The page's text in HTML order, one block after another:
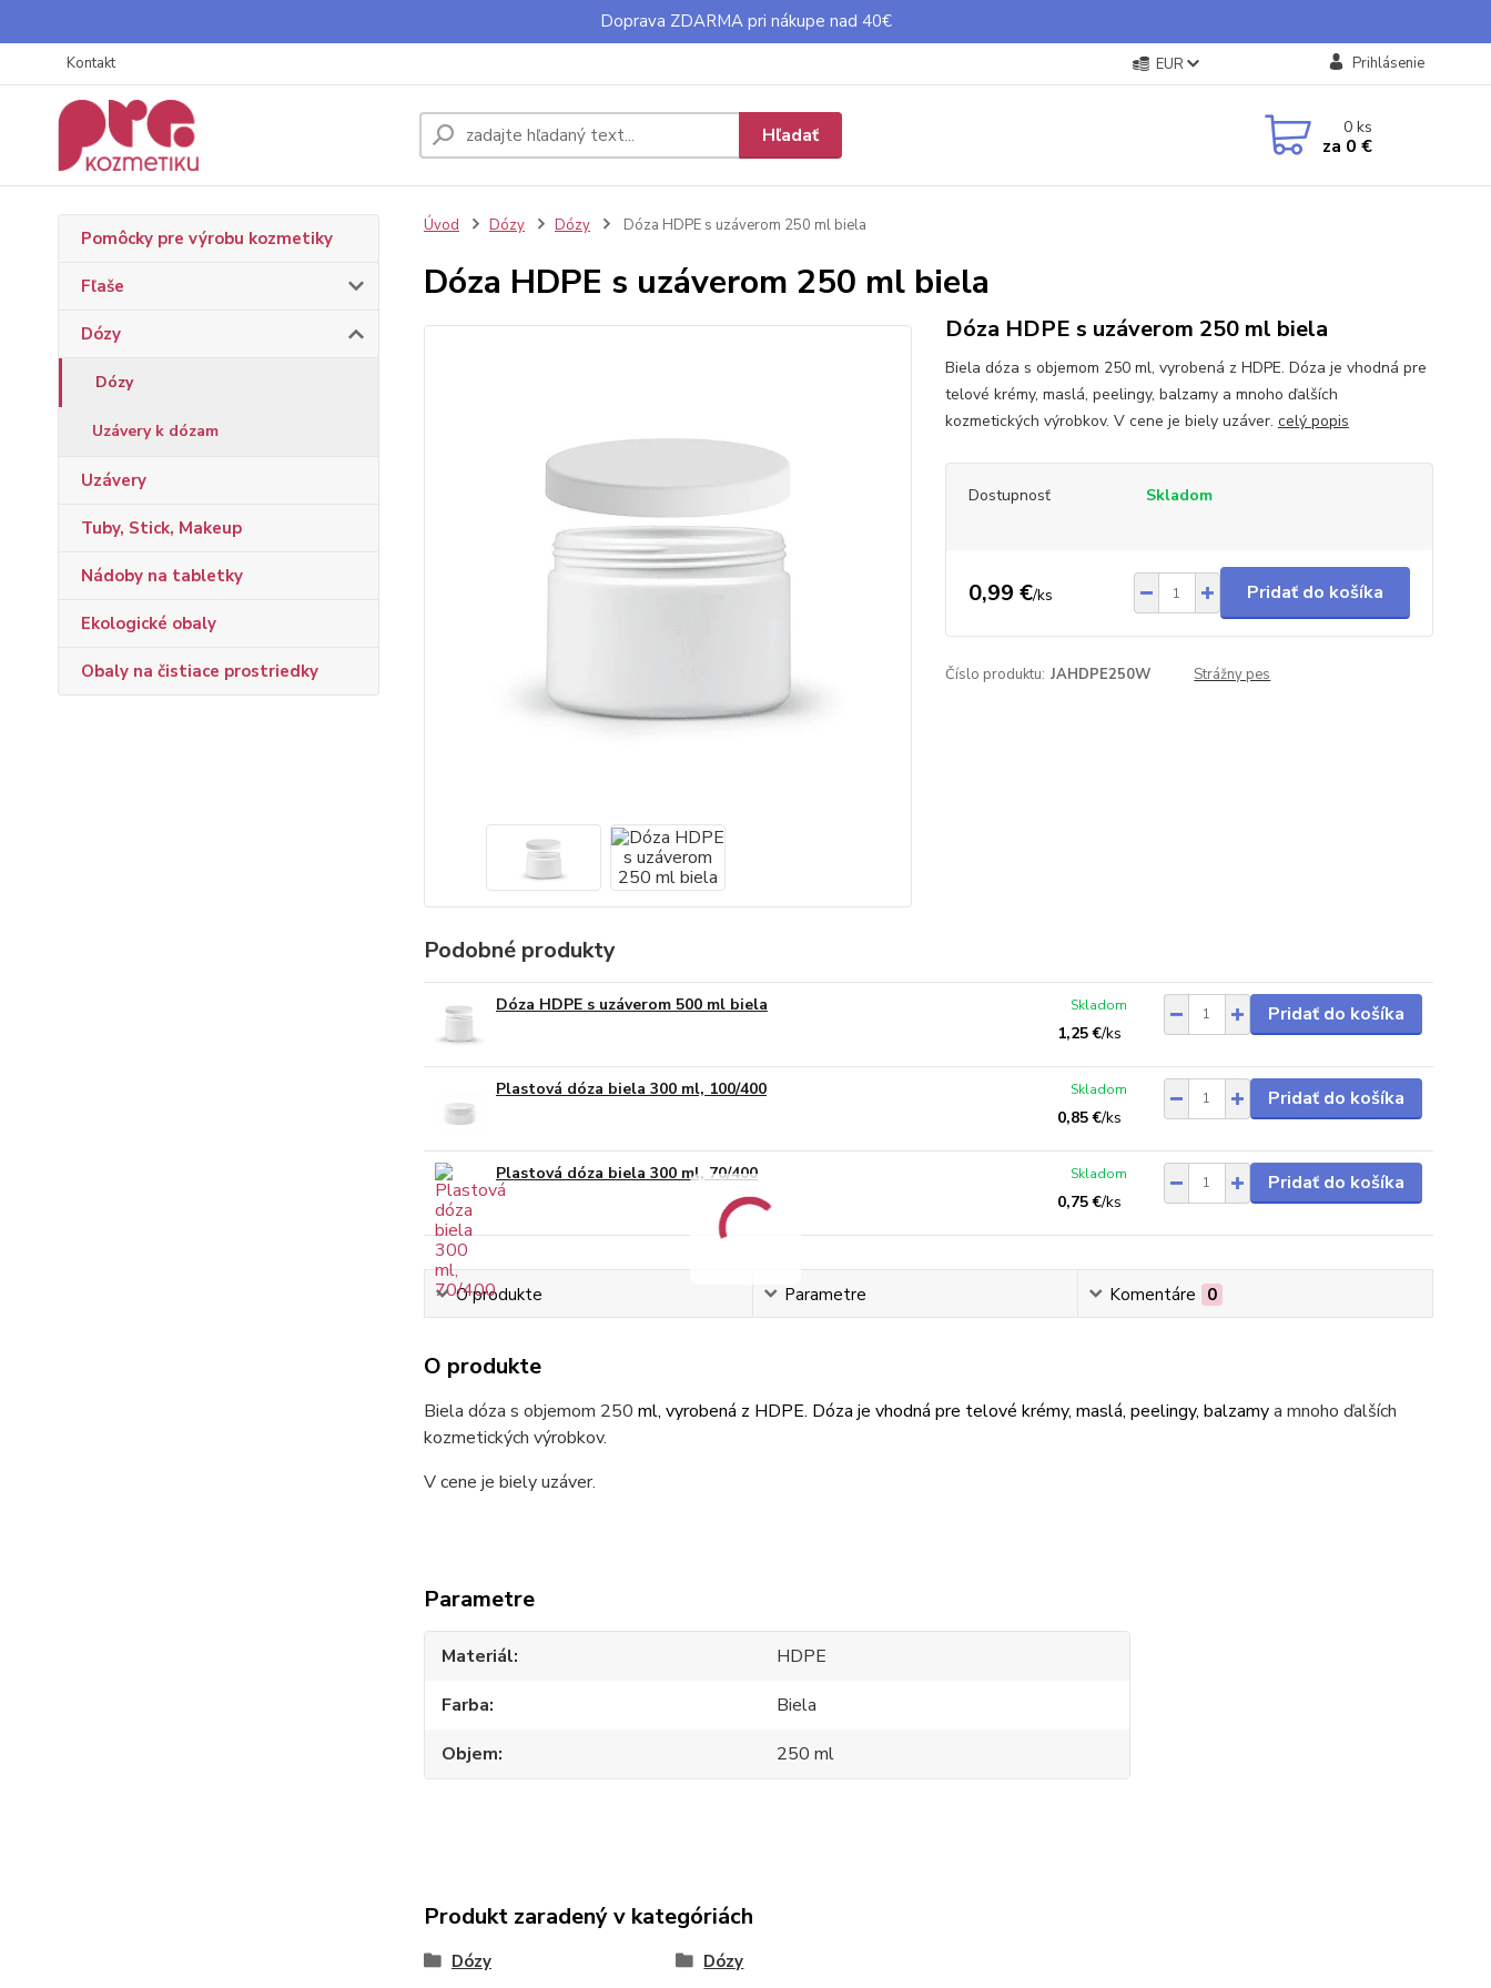
Doprava ZDARMA pri nákupe nad 40€
Kontakt EUR Prihlásenie
Hľadať 0ks
za 0 €
Pomôcky pre výrobu kozmetiky
Fľaše
Dózy
Dózy
Uzávery k dózam
Uzávery
Tuby, Stick, Makeup
Nádoby na tabletky
Ekologické obaly
Obaly na čistiace prostriedky
Úvod Dózy Dózy Dóza HDPE s uzáverom 250 ml biela
Dóza HDPE s uzáverom 250 ml biela
Dóza HDPE s uzáverom 250 ml biela
Biela dóza s objemom 250 ml, vyrobená z HDPE. Dóza je vhodná pre
telové krémy, maslá, peelingy, balzamy a mnoho ďalších
kozmetických výrobkov. V cene je biely uzáver. celý popis
Dostupnosť Skladom
0,99 €/ks Pridať do košíka
Číslo produktu: JAHDPE250W Strážny pes
Podobné produkty
Dóza HDPE s uzáverom 500 ml biela
1,25 €/ks
Skladom Pridať do košíka
Plastová dóza biela 300 ml, 100/400
0,85 €/ks
Skladom Pridať do košíka
Plastová dóza biela 300 ml, 70/400
0,75 €/ks
Skladom Pridať do košíka
O produkte Parametre Komentáre 0
O produkte
Biela dóza s objemom 250 ml, vyrobená z HDPE. Dóza je vhodná pre telové krémy, maslá, peelingy, balzamya mnoho ďalších
kozmetických výrobkov.
V cene je biely uzáver.
Parametre
Materiál
HDPE
Farba
Biela
Objem
250 ml
Produkt zaradený v kategóriách
Dózy Dózy